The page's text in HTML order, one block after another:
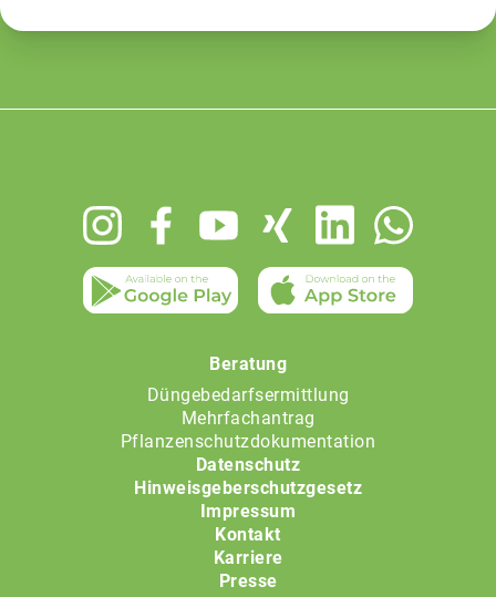
Beratung
Düngebedarfsermittlung
Mehrfachantrag
Pflanzenschutzdokumentation
Datenschutz
Hinweisgeberschutzgesetz
Impressum
Kontakt
Karriere
Presse